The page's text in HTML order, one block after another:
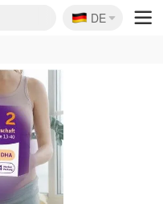
促折
新
9折
🇩🇪
DE